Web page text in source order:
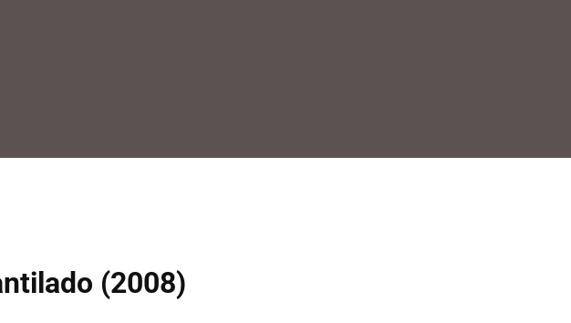
(2008)